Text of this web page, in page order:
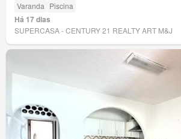
Varanda Piscina
Há 17 dias
SUPERCASA - CENTURY 21 REALTY ART M&J